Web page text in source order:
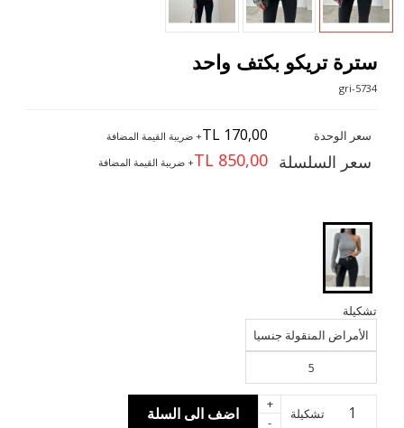
سترة تريكو بكتف واحد
5734-gri
سعر الوحدة TL 170,00+ ضريبة القيمة المضافة
سعر السلسلة TL 850,00+ ضريبة القيمة المضافة
تشكيلة
الأمراض المنقولة جنسيا
5
تشكيلة
+
-
اضف الى السلة